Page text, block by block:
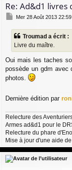
Re: Ad&d1 livres
M
s
s
g
e
Mer 28 Août 2013 22:59
Troumad a écrit :
Livre du maître.
Oui mais les taches
possède un gdm avec
photos.
Dernière édition par
Relecture des
Armes ad&d1 pour le
Relecture du phare
Mise à jour d'une aide